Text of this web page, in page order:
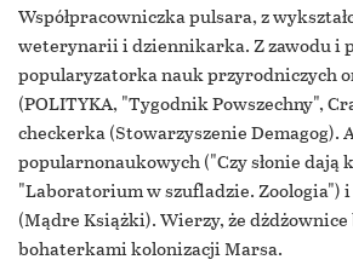
Współpracowniczka pulsara, z
weterynarii i dziennikarka. Z zawodu i
popularyzatorka nauk przyrodniczych
(POLITYKA, "Tygodnik Powszechny",
checkerka (Stowarzyszenie Demagog).
popularnonaukowych ("Czy słonie dają
"Laboratorium w szufladzie. Zoologia")
(Mądre Książki). Wierzy, że
bohaterkami kolonizacji Marsa.